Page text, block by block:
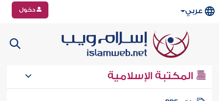
عربي دخول
المكتبة الإسلامية